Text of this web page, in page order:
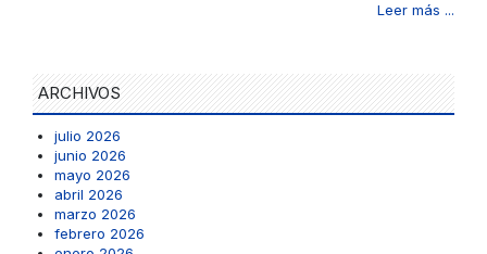
Leer más ...
ARCHIVOS
julio 2026
junio 2026
mayo 2026
abril 2026
marzo 2026
febrero 2026